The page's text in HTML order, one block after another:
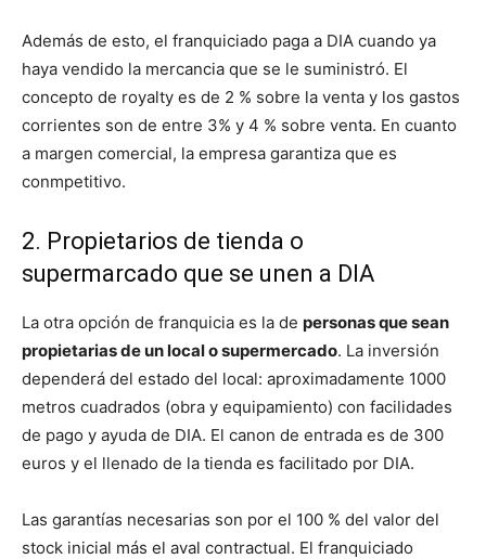
Además de esto, el franquiciado paga a DIA cuando ya
haya vendido la mercancia que se le suministró. El
concepto de royalty es de 2 % sobre la venta y los gastos
corrientes son de entre 3% y 4 % sobre venta. En cuanto
a margen comercial, la empresa garantiza que es
conmpetitivo.
2. Propietarios de tienda o
supermarcado que se unen a DIA
La otra opción de franquicia es la de personas que sean
propietarias de un local o supermercado. La inversión
dependerá del estado del local: aproximadamente 1000
metros cuadrados (obra y equipamiento) con facilidades
de pago y ayuda de DIA. El canon de entrada es de 300
euros y el llenado de la tienda es facilitado por DIA.
Las garantías necesarias son por el 100 % del valor del
stock inicial más el aval contractual. El franquiciado